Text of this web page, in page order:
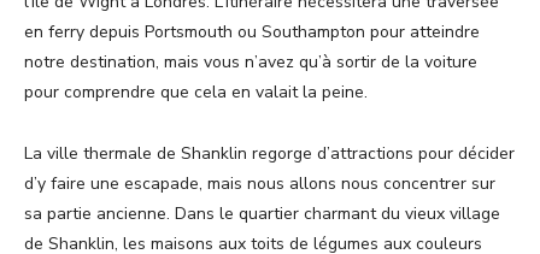
en ferry depuis Portsmouth ou Southampton pour atteindre
notre destination, mais vous n’avez qu’à sortir de la voiture
pour comprendre que cela en valait la peine.
La ville thermale de Shanklin regorge d’attractions pour décider
d’y faire une escapade, mais nous allons nous concentrer sur
sa partie ancienne. Dans le quartier charmant du vieux village
de Shanklin, les maisons aux toits de légumes aux couleurs